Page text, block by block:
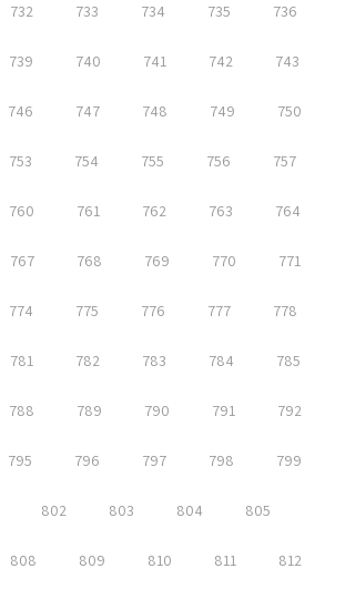
732 733 734 735 736
739 740 741 742 743
746 747 748 749 750
753 754 755 756 757
760 761 762 763 764
767 768 769 770 771
774 775 776 777 778
781 782 783 784 785
788 789 790 791 792
795 796 797 798 799
802 803 804 805
808 809 810 811 812